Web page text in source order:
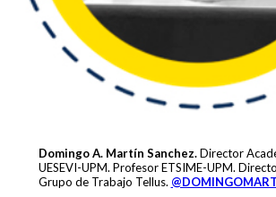
Domingo A. Martín Sanchez.Director
UESEVI-UPM. Profesor ETSIME-UPM.
Grupo de Trabajo Tellus.